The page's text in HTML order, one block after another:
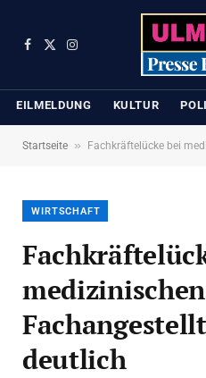
Facebook
X
Instagram
EILMELDUNG KULTUR
Startseite » Fachkräftelücke bei
WIRTSCHAFT
medizinischen
deutlich